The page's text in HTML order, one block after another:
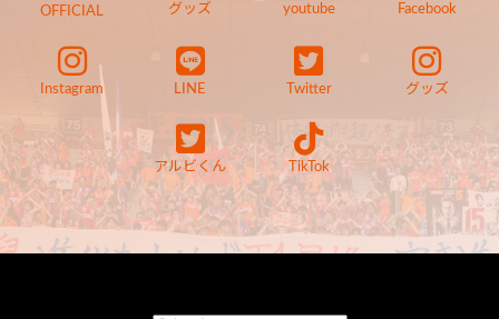
OFFICIAL グッズ youtube Facebook
Instagram LINE Twitter グッズ
アルビくん TikTok